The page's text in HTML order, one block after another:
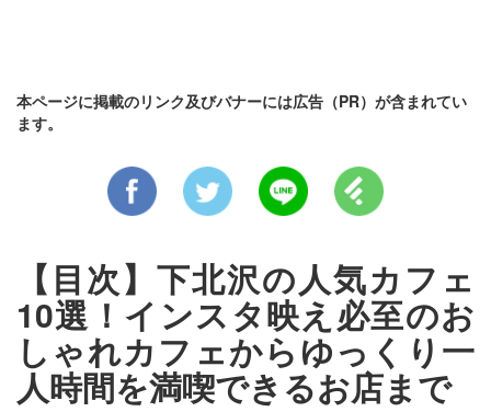
本ページに掲載のリンク及びバナーには広告（PR）が含まれてい
ます。
【目次】下北沢の人気カフェ
10選！インスタ映え必至のお
しゃれカフェからゆっくり一
人時間を満喫できるお店まで